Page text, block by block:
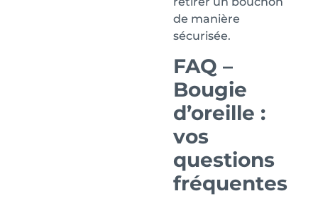
de manière
sécurisée.
FAQ –
Bougie
d’oreille :
vos
questions
fréquentes